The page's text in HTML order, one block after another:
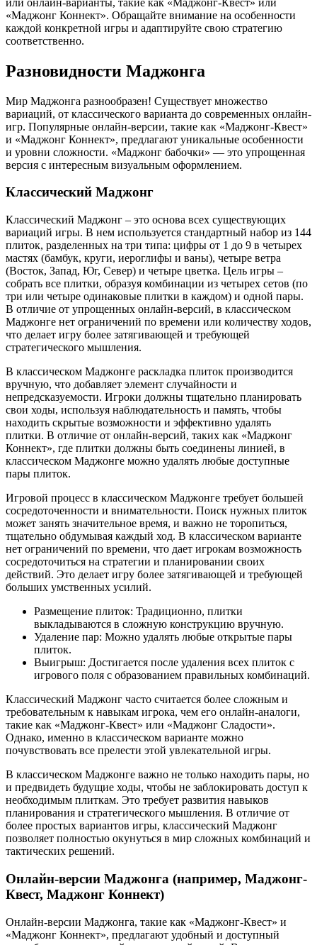
или онлайн-варианты, такие как «Маджонг-Квест» или
«Маджонг Коннект». Обращайте внимание на особенности
каждой конкретной игры и адаптируйте свою стратегию
соответственно.
Разновидности Маджонга
Мир Маджонга разнообразен! Существует множество
вариаций, от классического варианта до современных онлайн-
игр. Популярные онлайн-версии, такие как «Маджонг-Квест»
и «Маджонг Коннект», предлагают уникальные особенности
и уровни сложности. «Маджонг бабочки» — это упрощенная
версия с интересным визуальным оформлением.
Классический Маджонг
Классический Маджонг – это основа всех существующих
вариаций игры. В нем используется стандартный набор из 144
плиток, разделенных на три типа: цифры от 1 до 9 в четырех
мастях (бамбук, круги, иероглифы и ваны), четыре ветра
(Восток, Запад, Юг, Север) и четыре цветка. Цель игры –
собрать все плитки, образуя комбинации из четырех сетов (по
три или четыре одинаковые плитки в каждом) и одной пары.
В отличие от упрощенных онлайн-версий, в классическом
Маджонге нет ограничений по времени или количеству ходов,
что делает игру более затягивающей и требующей
стратегического мышления.
В классическом Маджонге раскладка плиток производится
вручную, что добавляет элемент случайности и
непредсказуемости. Игроки должны тщательно планировать
свои ходы, используя наблюдательность и память, чтобы
находить скрытые возможности и эффективно удалять
плитки. В отличие от онлайн-версий, таких как «Маджонг
Коннект», где плитки должны быть соединены линией, в
классическом Маджонге можно удалять любые доступные
пары плиток.
Игровой процесс в классическом Маджонге требует большей
сосредоточенности и внимательности. Поиск нужных плиток
может занять значительное время, и важно не торопиться,
тщательно обдумывая каждый ход. В классическом варианте
нет ограничений по времени, что дает игрокам возможность
сосредоточиться на стратегии и планировании своих
действий. Это делает игру более затягивающей и требующей
больших умственных усилий.
Размещение плиток: Традиционно, плитки
выкладываются в сложную конструкцию вручную.
Удаление пар: Можно удалять любые открытые пары
плиток.
Выигрыш: Достигается после удаления всех плиток с
игрового поля с образованием правильных комбинаций.
Классический Маджонг часто считается более сложным и
требовательным к навыкам игрока, чем его онлайн-аналоги,
такие как «Маджонг-Квест» или «Маджонг Сладости».
Однако, именно в классическом варианте можно
почувствовать все прелести этой увлекательной игры.
В классическом Маджонге важно не только находить пары, но
и предвидеть будущие ходы, чтобы не заблокировать доступ к
необходимым плиткам. Это требует развития навыков
планирования и стратегического мышления. В отличие от
более простых вариантов игры, классический Маджонг
позволяет полностью окунуться в мир сложных комбинаций и
тактических решений.
Онлайн-версии Маджонга (например, Маджонг-
Квест, Маджонг Коннект)
Онлайн-версии Маджонга, такие как «Маджонг-Квест» и
«Маджонг Коннект», предлагают удобный и доступный